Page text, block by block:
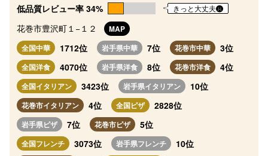
低品質レビュー率 34%
きっと大丈夫
花巻市豊沢町１−１２
MAP
全国中華
1712位 岩手県中華 7位 花巻市中華 3位
全国洋食 4070位 岩手県洋食 8位 花巻市洋食 4位
全国イタリアン 3423位 岩手県イタリアン 10位
花巻市イタリアン 4位 全国ピザ 2828位
岩手県ピザ 7位 花巻市ピザ 5位
全国フレンチ 3073位 岩手県フレンチ 10位